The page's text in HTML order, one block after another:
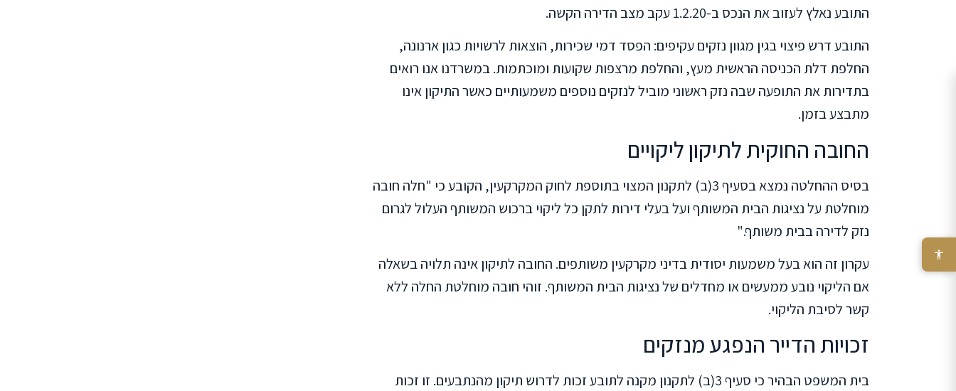
התובע נאלץ לעזוב את הנכס ב-1.2.20 עקב מצב הדירה הקשה.
התובע דרש פיצוי בגין מגוון נזקים עקיפים: הפסד דמי שכירות, הוצאות לרשויות כגון ארנונה,
החלפת דלת הכניסה הראשית מעץ, והחלפת מרצפות שקועות ומוכתמות. במשרדנו אנו רואים
בתדירות את התופעה שבה נזק ראשוני מוביל לנזקים נוספים משמעותיים כאשר התיקון אינו
מתבצע בזמן.
החובה החוקית לתיקון ליקויים
בסיס ההחלטה נמצא בסעיף 3(ב) לתקנון המצוי בתוספת לחוק המקרקעין, הקובע כי "חלה חובה
מוחלטת על נציגות הבית המשותף ועל בעלי דירות לתקן כל ליקוי ברכוש המשותף העלול לגרום
נזק לדירה בבית משותף."
עקרון זה הוא בעל משמעות יסודית בדיני מקרקעין משותפים. החובה לתיקון אינה תלויה בשאלה
אם הליקוי נובע ממעשים או מחדלים של נציגות הבית המשותף. זוהי חובה מוחלטת החלה ללא
קשר לסיבת הליקוי.
זכויות הדייר הנפגע מנזקים
בית המשפט הבהיר כי סעיף 3(ב) לתקנון מקנה לתובע זכות לדרוש תיקון מהנתבעים. זו זכות